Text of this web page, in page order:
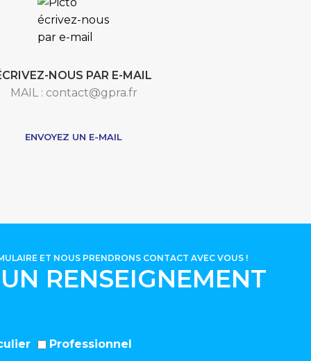
NOUS PAR E-MAIL
MAIL : contact@gpra.fr
ENVOYEZ UN E-MAIL
RENSEIGNEMENT
ET NOUS PRENDRONS CONTACT AVEC VOUS !
Professionnel